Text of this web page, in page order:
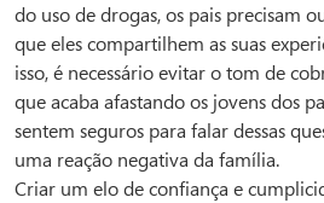
do uso de drogas, os pais precisam
que eles compartilhem as suas
isso, é necessário evitar o tom de
que acaba afastando os jovens dos
sentem seguros para falar dessas
uma reação negativa da família.
Criar um elo de confiança e